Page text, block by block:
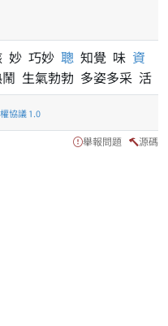
妙 巧妙 聰 知覺 味 資
鬧 生氣勃勃 多姿多采 活
協議 1.0
舉報問題 源碼